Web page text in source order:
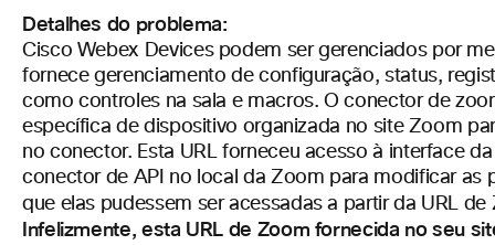
Detalhes do problema:
Cisco Webex Devices podem ser gerenciados por
fornece gerenciamento de configuração, status,
como controles na sala e macros. O conector de
específica de dispositivo organizada no site Zoom
no conector. Esta URL forneceu acesso à interface
conector de API no local da Zoom para modificar as
que elas pudessem ser acessadas a partir da URL
Infelizmente, esta URL de Zoom fornecida no seu